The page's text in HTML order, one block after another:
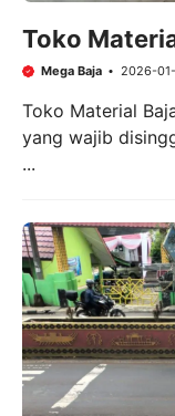
Toko
Mega Baja 2026-
Toko Material
yang wajib
...